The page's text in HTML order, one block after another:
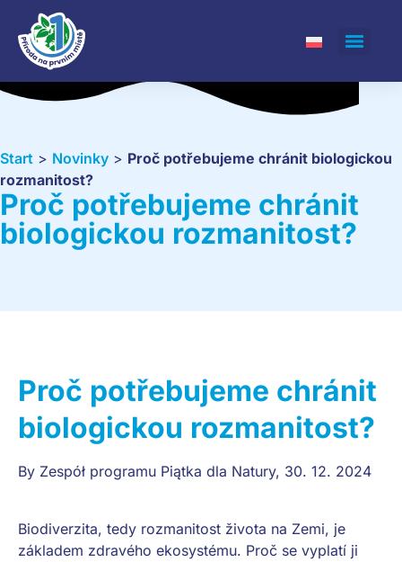
Start > Novinky > Proč potřebujeme chránit biologickou
rozmanitost?
Proč potřebujeme chránit
biologickou rozmanitost?
Proč potřebujeme chránit
biologickou rozmanitost?
By Zespół programu Piątka dla Natury, 30. 12. 2024
Biodiverzita, tedy rozmanitost života na Zemi, je
základem zdravého ekosystému. Proč se vyplatí ji